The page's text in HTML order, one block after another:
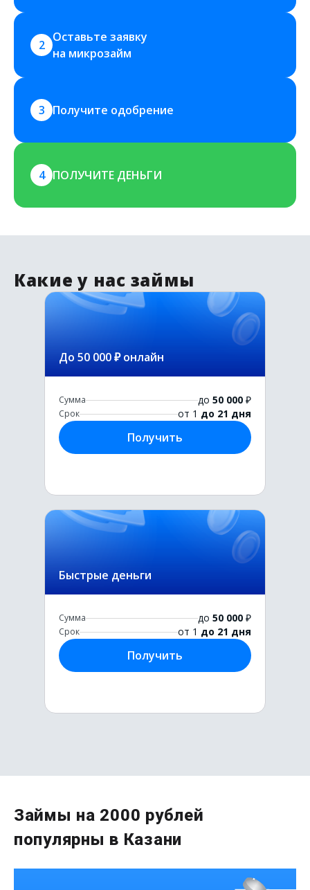
2
Оставьте заявку
на микрозайм
3 Получите одобрение
4 ПОЛУЧИТЕ ДЕНЬГИ
Какие у нас займы
До 50 000 ₽ онлайн
Сумма до 50 000 ₽
Срок от 1 до 21 дня
Получить
Быстрые деньги
Сумма до 50 000 ₽
Срок от 1 до 21 дня
Получить
Сумма
Срок от 1
Получить
Займы на 2000 рублей
популярны в Казани